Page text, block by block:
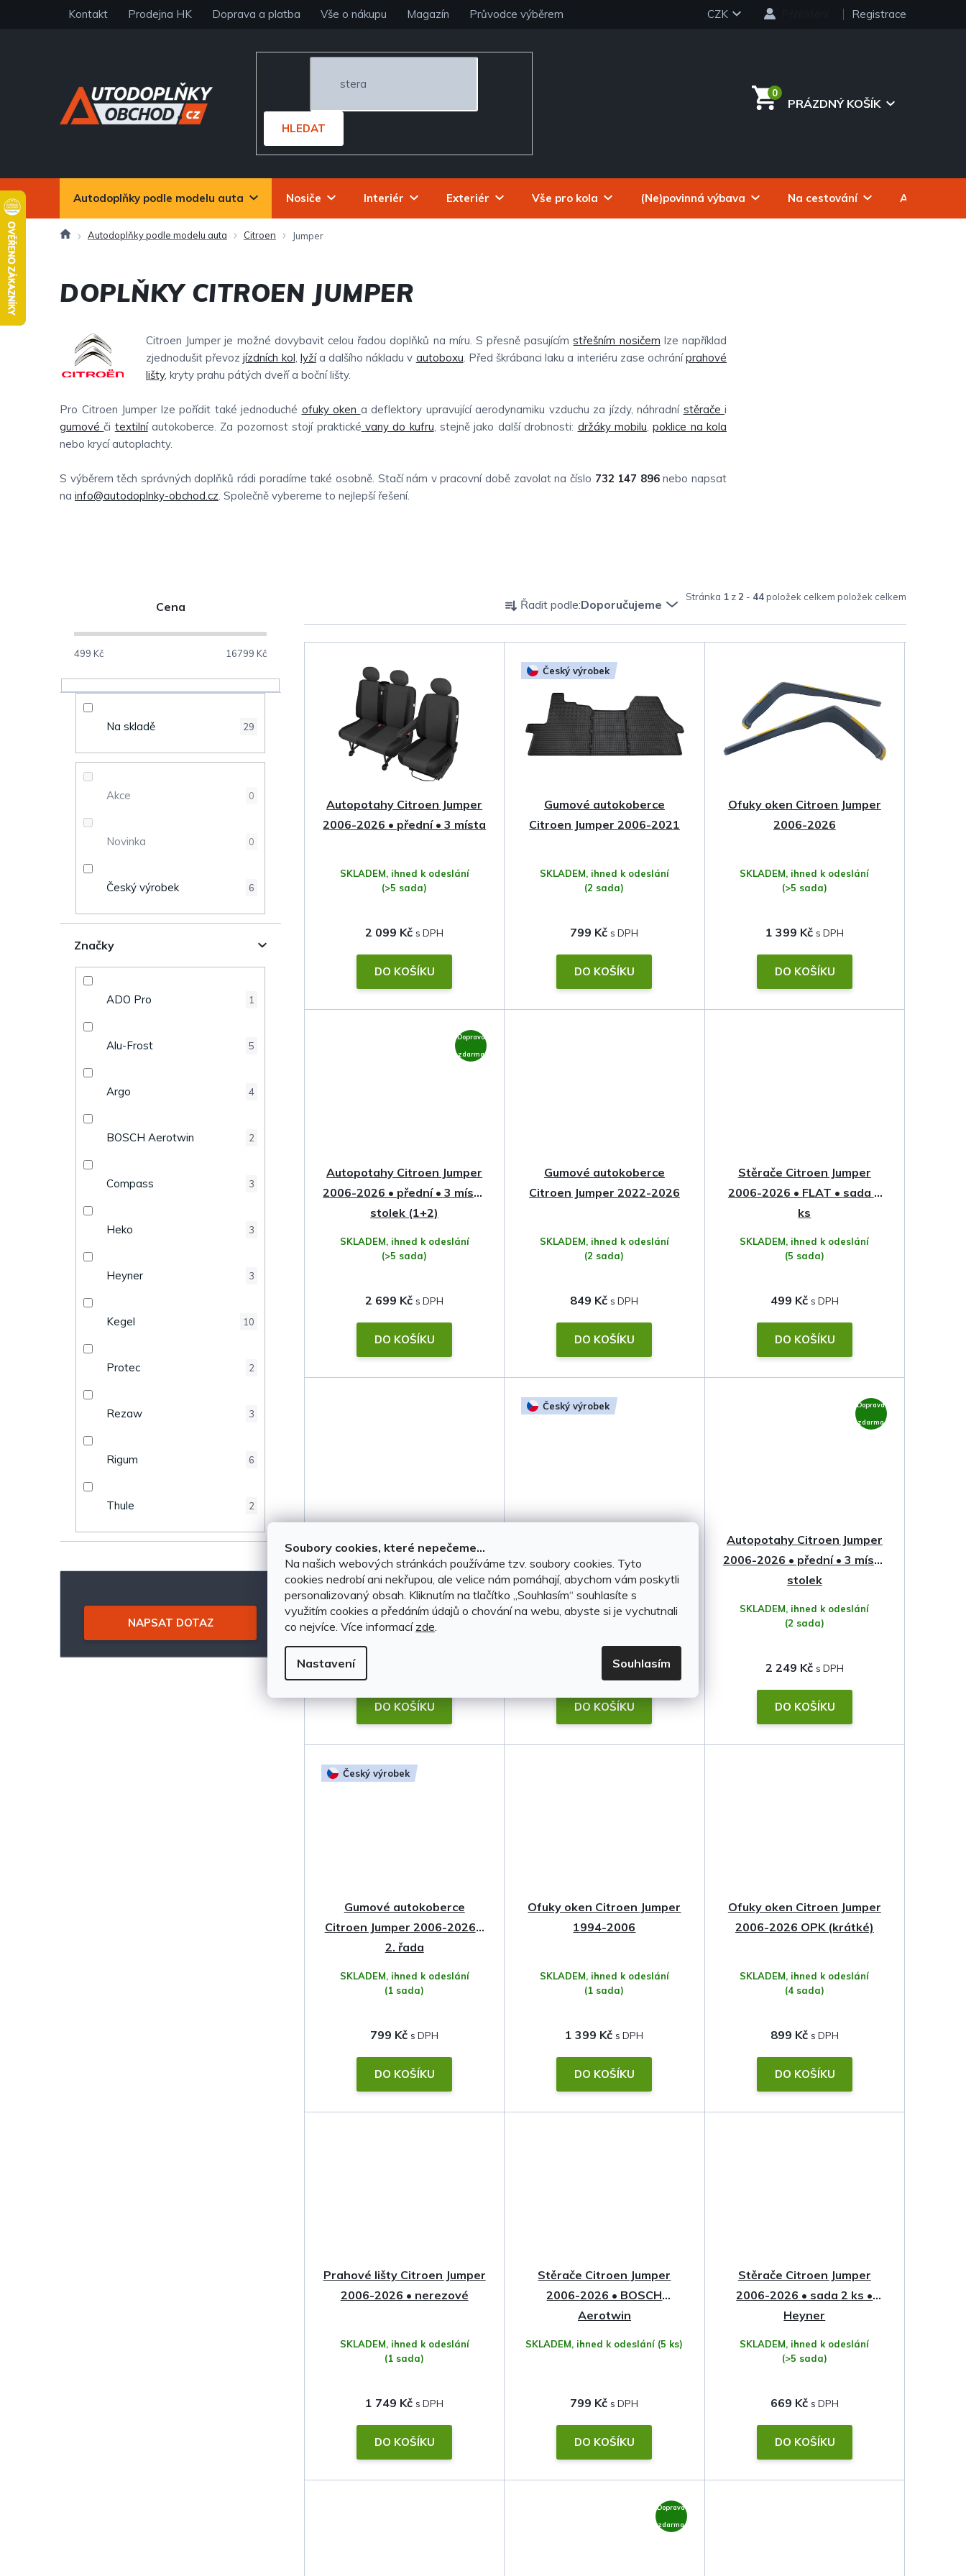
Soubory cookies, které nepečeme...
Na našich webových stránkách používáme tzv. soubory cookies. Tyto
cookies nedrobí ani nekřupou, ale velice nám pomáhají, abychom vám poskytli
personalizovaný obsah. Kliknutím na tlačítko ,,Souhlasím“ souhlasíte s
využitím cookies a předáním údajů o chování na webu, abyste si je vychutnali
co nejvíce. Více informací zde.
Nastavení Souhlasím
Kontakt Prodejna HK Doprava a platba Vše o nákupu Magazín Průvodce výběrem CZK Registrace
HLEDAT
PRÁZDNÝ KOŠÍK
Autodoplňky podle modelu auta Nosiče Interiér Exteriér Vše pro kola (Ne)povinná výbava Na cestování
DomůAutodoplňky podle modelu auta Citroen Jumper
DOPLŇKY CITROEN JUMPER
Citroen Jumper je možné dovybavit celou řadou doplňků na míru. S přesně pasujícímstřešním nosičem lze například
zjednodušit převozjízdních kol, lyžía dalšího nákladu v autoboxu. Před škrábanci laku a interiéru zase ochráníprahové
lišty, kryty prahu pátých dveří a boční lišty.
Pro Citroen Jumper lze pořídit také jednoduché ofuky oken a deflektory upravující aerodynamiku vzduchu za jízdy, náhradní stěrače i
gumovéči textilníautokoberce. Za pozornost stojí praktické vany do kufru, stejně jako další drobnosti: držáky mobilu,poklice na kola
nebo krycí autoplachty.
S výběrem těch správných doplňků rádi poradíme také osobně. Stačí nám v pracovní době zavolat na číslo 732 147 896nebo napsat
na info@autodoplnky-obchod.cz. Společně vybereme to nejlepší řešení.
t
a
Cena
499 Kč 16799 Kč
Na skladě 29
Akce 0
Novinka 0
Český výrobek 6
Značky
ADO Pro 1
Alu-Frost 5
Argo 4
BOSCH Aerotwin 2
Compass 3
Heko 3
Heyner 3
Kegel 10
Protec 2
Rezaw 3
Rigum 6
Thule 2
NAPSAT DOTAZ
Stránka 1 z 2 - 44položek celkem
Ř
a
ů
Řadit podle:Doporučujeme
t
Autopotahy Citroen Jumper
2006-2026 • přední • 3 místa
SKLADEM, ihned k odeslání
(>5 sada)
2 099 Kč
DO KOŠÍKU
Český výrobek
Gumové autokoberce
Citroen Jumper 2006-2021
SKLADEM, ihned k odeslání
(2 sada)
799 Kč
DO KOŠÍKU
Ofuky oken Citroen Jumper
2006-2026
SKLADEM, ihned k odeslání
(>5 sada)
1 399 Kč
DO KOŠÍKU
Doprava
zdarma
Autopotahy Citroen Jumper
2006-2026 • přední • 3 místa
stolek (1+2)
SKLADEM, ihned k odeslání
(>5 sada)
2 699 Kč
DO KOŠÍKU
Gumové autokoberce
Citroen Jumper 2022-2026
SKLADEM, ihned k odeslání
(2 sada)
849 Kč
DO KOŠÍKU
Stěrače Citroen Jumper
2006-2026 • FLAT • sada 2
ks
SKLADEM, ihned k odeslání
(5 sada)
499 Kč
DO KOŠÍKU
Plachta na auto Citroen
Jumper 2006-2026 L3H2 •
voděodolná • membrána
SKLADEM, ihned k odeslání(2 ks)
DO KOŠÍKU
Český výrobek
Jumper 2006-2026
SKLADEM, ihned k odeslání
DO KOŠÍKU
Doprava
zdarma
Autopotahy Citroen Jumper
2006-2026 • přední • 3 místa
stolek
SKLADEM, ihned k odeslání
(2 sada)
2 249 Kč
DO KOŠÍKU
Český výrobek
Gumové autokoberce
Citroen Jumper 2006-2026 •
2. řada
SKLADEM, ihned k odeslání
(1 sada)
799 Kč
DO KOŠÍKU
Ofuky oken Citroen Jumper
1994-2006
SKLADEM, ihned k odeslání
(1 sada)
1 399 Kč
DO KOŠÍKU
Ofuky oken Citroen Jumper
2006-2026 OPK (krátké)
SKLADEM, ihned k odeslání
(4 sada)
899 Kč
DO KOŠÍKU
Prahové lišty Citroen Jumper
2006-2026 • nerezové
SKLADEM, ihned k odeslání
(1 sada)
1 749 Kč
DO KOŠÍKU
Stěrače Citroen Jumper
2006-2026 • BOSCH
Aerotwin
SKLADEM, ihned k odeslání (5 ks)
799 Kč
DO KOŠÍKU
Stěrače Citroen Jumper
2006-2026 • sada 2 ks •
Heyner
SKLADEM, ihned k odeslání
(>5 sada)
669 Kč
DO KOŠÍKU
Doprava
zdarma